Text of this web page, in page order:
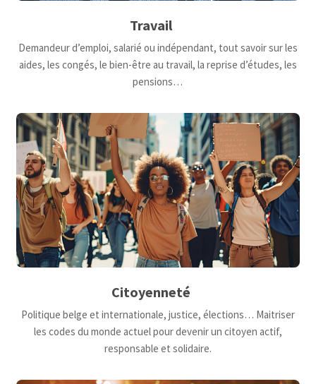
Travail
Demandeur d’emploi, salarié ou indépendant, tout savoir sur les
aides, les congés, le bien-être au travail, la reprise d’études, les
pensions…
Citoyenneté
Politique belge et internationale, justice, élections… Maitriser
les codes du monde actuel pour devenir un citoyen actif,
responsable et solidaire.